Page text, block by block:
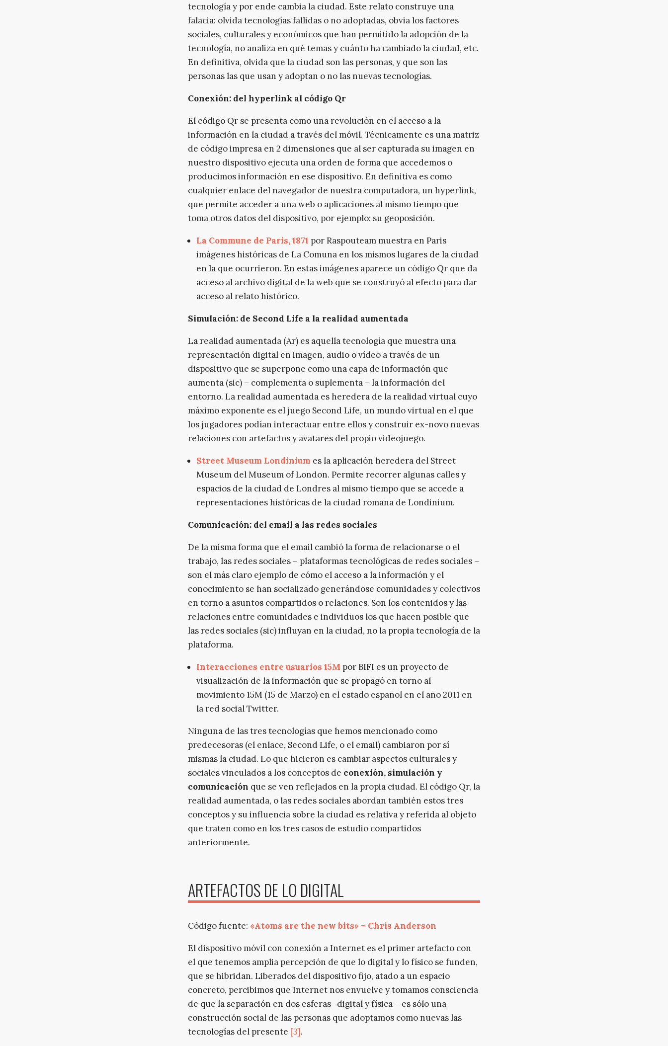
tecnología y por ende cambia la ciudad. Este relato construye una
falacia: olvida tecnologías fallidas o no adoptadas, obvia los factores
sociales, culturales y económicos que han permitido la adopción de la
tecnología, no analiza en qué temas y cuánto ha cambiado la ciudad, etc.
En definitiva, olvida que la ciudad son las personas, y que son las
personas las que usan y adoptan o no las nuevas tecnologías.
Conexión: del hyperlink al código Qr
El código Qr se presenta como una revolución en el acceso a la
información en la ciudad a través del móvil. Técnicamente es una matriz
de código impresa en 2 dimensiones que al ser capturada su imagen en
nuestro dispositivo ejecuta una orden de forma que accedemos o
producimos información en ese dispositivo. En definitiva es como
cualquier enlace del navegador de nuestra computadora, un hyperlink,
que permite acceder a una web o aplicaciones al mismo tiempo que
toma otros datos del dispositivo, por ejemplo: su geoposición.
La Commune de Paris, 1871 por Raspouteam muestra en Paris
imágenes históricas de La Comuna en los mismos lugares de la ciudad
en la que ocurrieron. En estas imágenes aparece un código Qr que da
acceso al archivo digital de la web que se construyó al efecto para dar
acceso al relato histórico.
Simulación: de Second Life a la realidad aumentada
La realidad aumentada (Ar) es aquella tecnología que muestra una
representación digital en imagen, audio o vídeo a través de un
dispositivo que se superpone como una capa de información que
aumenta (sic) – complementa o suplementa – la información del
entorno. La realidad aumentada es heredera de la realidad virtual cuyo
máximo exponente es el juego Second Life, un mundo virtual en el que
los jugadores podían interactuar entre ellos y construir ex-novo nuevas
relaciones con artefactos y avatares del propio videojuego.
Street Museum Londinium es la aplicación heredera del Street
Museum del Museum of London. Permite recorrer algunas calles y
espacios de la ciudad de Londres al mismo tiempo que se accede a
representaciones históricas de la ciudad romana de Londinium.
Comunicación: del email a las redes sociales
De la misma forma que el email cambió la forma de relacionarse o el
trabajo, las redes sociales – plataformas tecnológicas de redes sociales –
son el más claro ejemplo de cómo el acceso a la información y el
conocimiento se han socializado generándose comunidades y colectivos
en torno a asuntos compartidos o relaciones. Son los contenidos y las
relaciones entre comunidades e individuos los que hacen posible que
las redes sociales (sic) influyan en la ciudad, no la propia tecnología de la
plataforma.
Interacciones entre usuarios 15M por BIFI es un proyecto de
visualización de la información que se propagó en torno al
movimiento 15M (15 de Marzo) en el estado español en el año 2011 en
la red social Twitter.
Ninguna de las tres tecnologías que hemos mencionado como
predecesoras (el enlace, Second Life, o el email) cambiaron por sí
mismas la ciudad. Lo que hicieron es cambiar aspectos culturales y
sociales vinculados a los conceptos de conexión, simulación y
comunicación que se ven reflejados en la propia ciudad. El código Qr, la
realidad aumentada, o las redes sociales abordan también estos tres
conceptos y su influencia sobre la ciudad es relativa y referida al objeto
que traten como en los tres casos de estudio compartidos
anteriormente.
ARTEFACTOS DE LO DIGITAL
Código fuente: «Atoms are the new bits» – Chris Anderson
El dispositivo móvil con conexión a Internet es el primer artefacto con
el que tenemos amplia percepción de que lo digital y lo físico se funden,
que se hibridan. Liberados del dispositivo fijo, atado a un espacio
concreto, percibimos que Internet nos envuelve y tomamos consciencia
de que la separación en dos esferas -digital y física – es sólo una
construcción social de las personas que adoptamos como nuevas las
tecnologías del presente [3].